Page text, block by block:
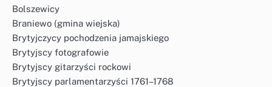
Bolszewicy
Braniewo (gmina wiejska)
Brytyjczycy pochodzenia jamajskiego
Brytyjscy fotografowie
Brytyjscy gitarzyści rockowi
Brytyjscy parlamentarzyści 1761–1768